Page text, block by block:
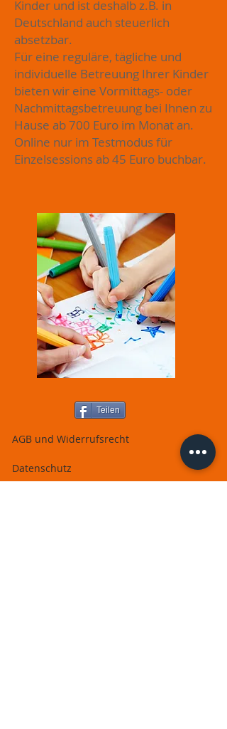
Kinder und ist deshalb z.B. in
Deutschland auch steuerlich
absetzbar.
Für eine reguläre, tägliche und
individuelle Betreuung Ihrer Kinder
bieten wir eine Vormittags- oder
Nachmittagsbetreuung bei Ihnen zu
Hause ab 700 Euro im Monat an.
Online nur im Testmodus für
Einzelsessions ab 45 Euro buchbar.
Teilen
AGB und Widerrufsrecht
Datenschutz